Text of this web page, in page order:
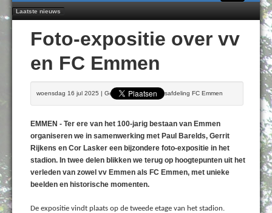
Home
Alle categorieën
Over Bennie Wolbers
Fotoboek
Laatste nieuws
Daan Lambers tekent eerste profcontract bij FC Emmen
Jubileumfeest 35 jaar De Amer
Hunzeloopwandeltocht keert op 19 september 2026 terug naar Zuidlaren
102 kaarsen voor eeuwling Mieke Sijbom-Maatje
DONDERDAG 06 AUG 2026
Foto-expositie over vv
en FC Emmen
woensdag 16 jul 2025 | Geschreven door Persafdeling FC Emmen
EMMEN - Ter ere van het 100-jarig bestaan van Emmen
organiseren we in samenwerking met Paul Barelds, Gerrit
Rijkens en Cor Lasker een bijzondere foto-expositie in het
stadion. In twee delen blikken we terug op hoogtepunten uit het
verleden van zowel vv Emmen als FC Emmen, met unieke
beelden en historische momenten.
De expositie vindt plaats op de tweede etage van het stadion.